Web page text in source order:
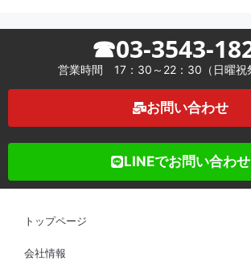
☎03-3543-
営業時間 17：30～22：30（日曜祝
お問い合わせ
LINEでお問い合わせ
トップページ
会社情報